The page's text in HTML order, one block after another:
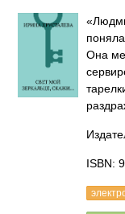
Она
ISBN: